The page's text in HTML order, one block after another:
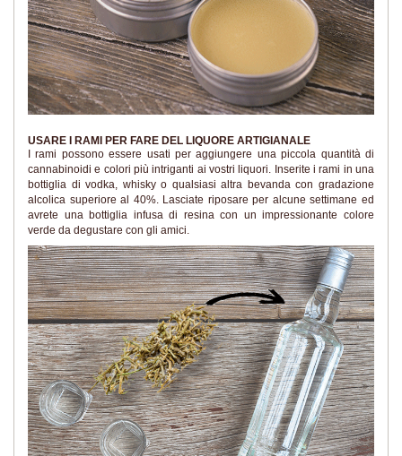
USARE I RAMI PER FARE DEL LIQUORE ARTIGIANALE
I rami possono essere usati per aggiungere una piccola quantità di
cannabinoidi e colori più intriganti ai vostri liquori. Inserite i rami in una
bottiglia di vodka, whisky o qualsiasi altra bevanda con gradazione
alcolica superiore al 40%. Lasciate riposare per alcune settimane ed
avrete una bottiglia infusa di resina con un impressionante colore
verde da degustare con gli amici.